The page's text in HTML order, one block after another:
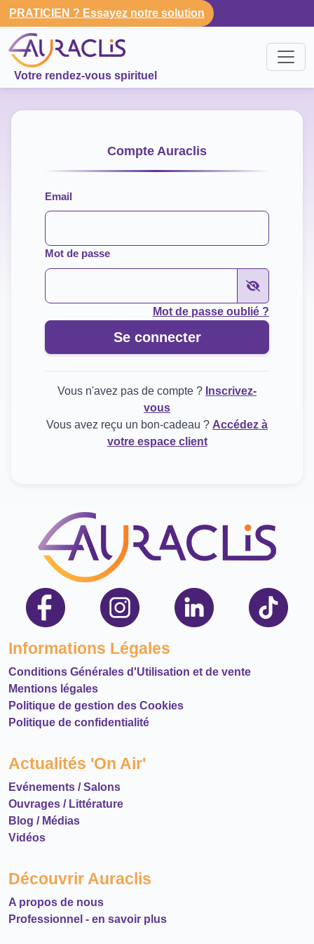
PRATICIEN ? Essayez notre solution
Votre rendez-vous spirituel
Compte Auraclis
Email
Mot de passe
Mot de passe oublié ?
Se connecter
Vous n'avez pas de compte ? Inscrivez-
vous
Vous avez reçu un bon-cadeau ? Accédez à
votre espace client
Informations Légales
Conditions Générales d'Utilisation et de vente
Mentions légales
Politique de gestion des Cookies
Politique de confidentialité
Actualités 'On Air'
Evénements / Salons
Ouvrages / Littérature
Blog / Médias
Vidéos
Découvrir Auraclis
A propos de nous
Professionnel - en savoir plus